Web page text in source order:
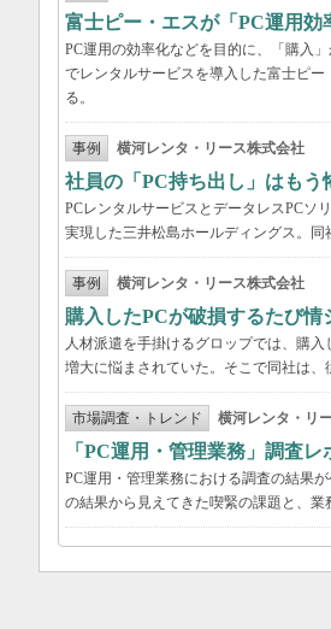
富士ピー・エスが「PC運用
PC運用の効率化などを目的に、「購入
でレンタルサービスを導入した富士ピ
る。
事例 横河レンタ・リース株式会社
社員の「PC持ち出し」はも
PCレンタルサービスとデータレスPCソ
実現した三井松島ホールディングス。同
事例 横河レンタ・リース株式会社
購入したPCが破損するたび
人材派遣を手掛けるグロップでは、購
増大に悩まされていた。そこで同社は、
市場調査・トレンド 横河レンタ・リ
「PC運用・管理業務」調査
PC運用・管理業務における調査の結果
の結果から見えてきた喫緊の課題と、業